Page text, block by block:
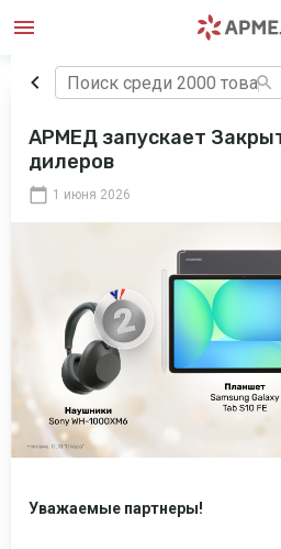
АРМЕД запускает
дилеров
1 июня 2026
Уважаемые партнеры!